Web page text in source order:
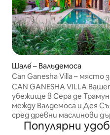
Шале́ – Вальдемоса
Can Ganesha Villa – място
вдъхновено от Бали
CAN GANESHA VILLA Вашето лично
убежище в Сера де
между Валдемоса и Дея Събудете се
сред древни маслинови
отпуснете се край
Популярни